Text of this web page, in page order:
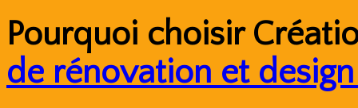
Pourquoi choisir
de rénovation et